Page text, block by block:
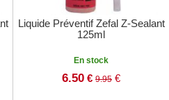
Liquide Préventif Zefal Z-Sealant
125ml
En stock
6.50 € 9.95 €